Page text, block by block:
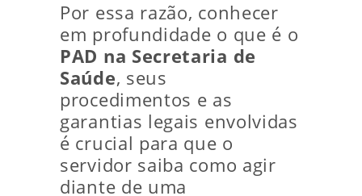
Por essa razão, conhecer
em profundidade o que é o
PAD na Secretaria de
Saúde, seus
procedimentos e as
garantias legais envolvidas
é crucial para que o
servidor saiba como agir
diante de uma